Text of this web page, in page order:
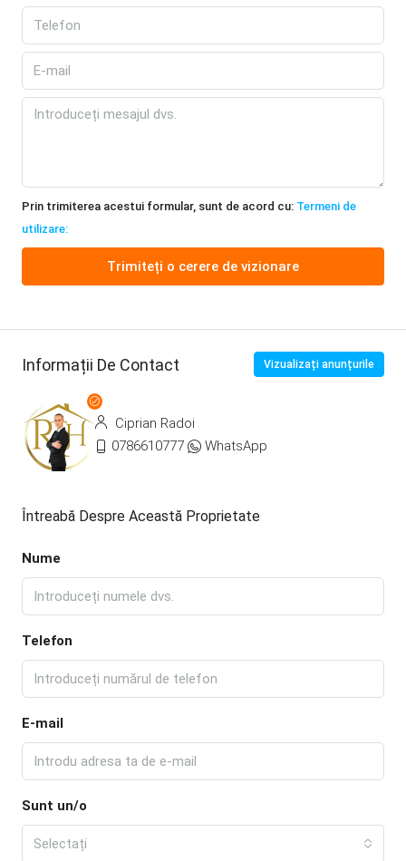
Prin trimiterea acestui formular, sunt de acord cu: Termeni de
utilizare:
Trimiteți o cerere de vizionare
Informații De Contact Vizualizați anunțurile
Ciprian Radoi
0786610777
WhatsApp
Întreabă Despre Această Proprietate
Nume
Telefon
E-mail
Sunt un/o
Selectați